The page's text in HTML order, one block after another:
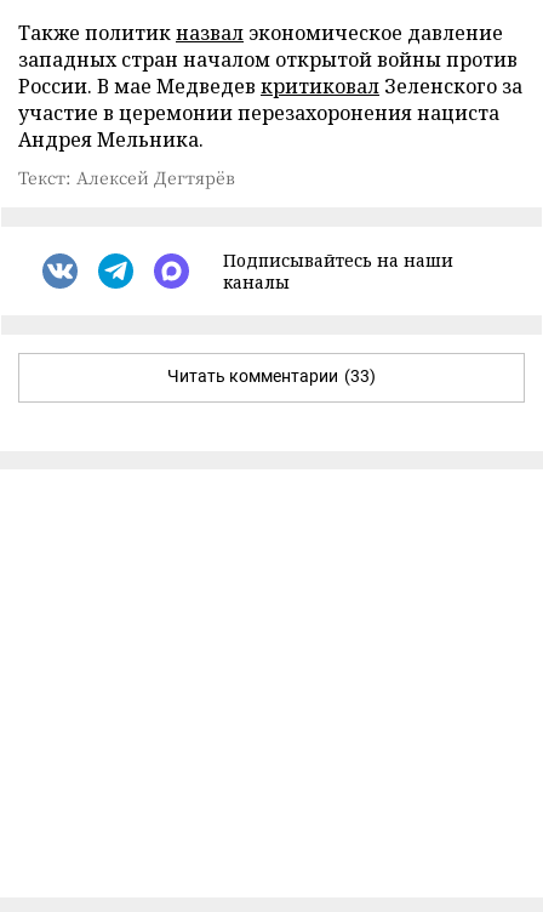
Также политикназвал экономическое давление
западных стран началом открытой войны против
России. В мае Медведев критиковал Зеленского за
участие в церемонии перезахоронения нациста
Андрея Мельника.
Текст: Алексей Дегтярёв
Подписывайтесь на наши
каналы
Читать комментарии (33)